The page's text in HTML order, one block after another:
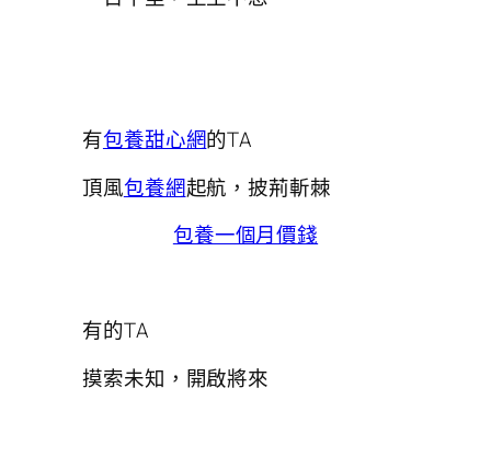
有包養甜心網的TA
頂風包養網起航，披荊斬棘
包養一個月價錢
有的TA
摸索未知，開啟將來